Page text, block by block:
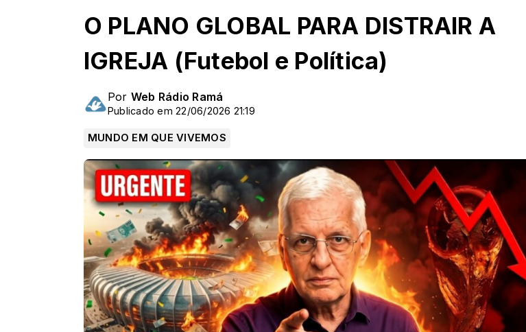
O PLANO GLOBAL PARA DISTRAIR A
IGREJA (Futebol e Política)
Por Web Rádio Ramá
Publicado em 22/06/2026 21:19
MUNDO EM QUE VIVEMOS